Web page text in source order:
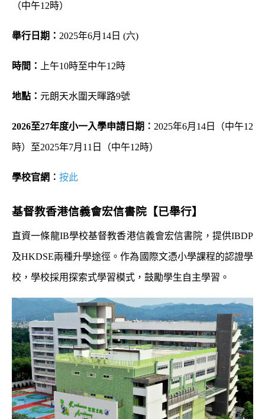
（中午12時）
舉行日期： 2025年6月14日 (六)
時間： 上午10時至中午12時
地點： 元朗天水圍天暉路9號
2026至27年度小一入學申請日期︰ 2025年6月14日 （中午12
時）至2025年7月11日 （中午12時）
學校官網︰ 按此
基督教香港信義會宏信書院 【已舉行】
直資一條龍IB學校基督教香港信義會宏信書院，提供IBDP
及HKDSE兩種升學途徑。作為國際文憑小學課程的認證學
校，學校採用探索式學習模式，鼓勵學生自主學習。